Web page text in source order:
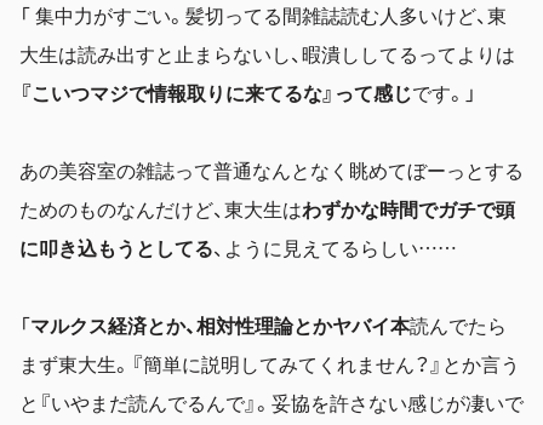
「 集中力がすごい。髪切ってる間雑誌読む人多いけど、東
大生は読み出すと止まらないし、暇潰ししてるってよりは
『こいつマジで情報取りに来てるな』って感じです。」
あの美容室の雑誌って普通なんとなく眺めてぼーっとする
ためのものなんだけど、東大生はわずかな時間でガチで頭
に叩き込もうとしてる、ように見えてるらしい……
「マルクス経済とか、相対性理論とかヤバイ本読んでたら
まず東大生。『簡単に説明してみてくれません？』とか言う
と『いやまだ読んでるんで』。妥協を許さない感じが凄いで